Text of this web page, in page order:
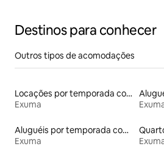
Destinos para conhecer
Outros tipos de acomodações
Locações por temporada com piscina
Exuma
Aluguéis por temporada com acesso à praia
Exuma